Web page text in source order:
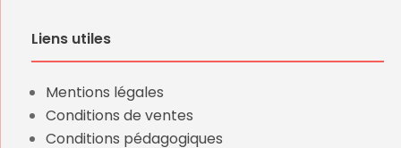
Liens utiles
Mentions légales
Conditions de ventes
Conditions pédagogiques